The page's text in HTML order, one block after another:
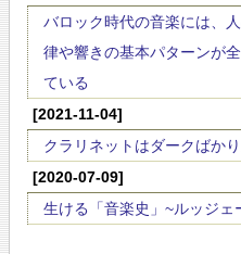
バロック時代の音楽には、
律や響きの基本パターンが
ている
[2021-11-04]
クラリネットはダークばか
[2020-07-09]
生ける「音楽史」~ルッジェ